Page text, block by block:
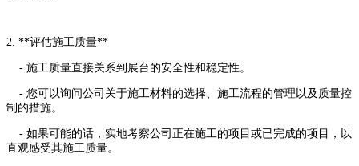
2. **评估施工质量**
- 施工质量直接关系到展台的安全性和稳定性。
- 您可以询问公司关于施工材料的选择、施工流程的管理以及质量控
制的措施。
- 如果可能的话，实地考察公司正在施工的项目或已完成的项目，以
直观感受其施工质量。